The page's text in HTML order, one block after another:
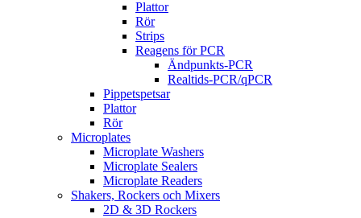
Plattor
Rör
Strips
Reagens för PCR
Ändpunkts-PCR
Realtids-PCR/qPCR
Pippetspetsar
Plattor
Rör
Microplates
Microplate Washers
Microplate Sealers
Microplate Readers
Shakers, Rockers och Mixers
2D & 3D Rockers